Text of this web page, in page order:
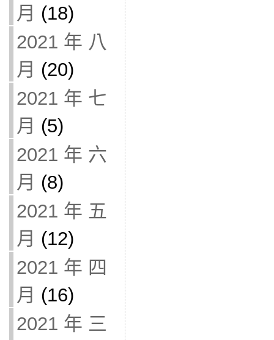
月 (18)
2021 年 八
月 (20)
2021 年 七
月 (5)
2021 年 六
月 (8)
2021 年 五
月 (12)
2021 年 四
月 (16)
2021 年 三